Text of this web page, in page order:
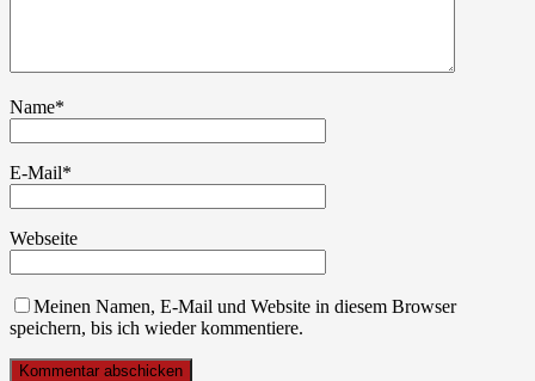
Name*
E-Mail*
Webseite
Meinen Namen, E-Mail und Website in diesem Browser
speichern, bis ich wieder kommentiere.